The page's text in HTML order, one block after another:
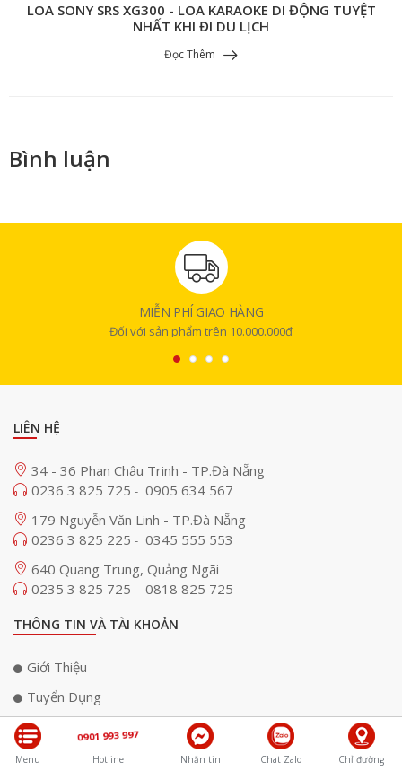
LOA SONY SRS XG300 - LOA KARAOKE DI ĐỘNG TUYỆT
NHẤT KHI ĐI DU LỊCH
Đọc Thêm
Bình luận
MIỄN PHÍ GIAO HÀNG
Đối với sản phẩm trên 10.000.000đ
Menu
0901 993 997
Hotline Nhắn tin Chat Zalo Chỉ đường
LIÊN HỆ
34 - 36 Phan Châu Trinh - TP.Đà Nẵng
0236 3 825 725 - 0905 634 567
179 Nguyễn Văn Linh - TP.Đà Nẵng
0236 3 825 225 - 0345 555 553
640 Quang Trung, Quảng Ngãi
0235 3 825 725 - 0818 825 725
THÔNG TIN VÀ TÀI KHOẢN
Giới Thiệu
Tuyển Dụng
Bản Đồ
Chính Sách Bảo Mật Thông Tin